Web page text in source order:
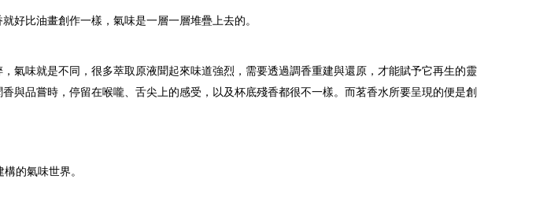
好比油畫創作一樣，氣味是一層一層堆疊上去的。
氣味就是不同，很多萃取原液聞起來味道強烈，需要透過調香重建與還原，才能賦予它再生的靈
與品嘗時，停留在喉嚨、舌尖上的感受，以及杯底殘香都很不一樣。而茗香水所要呈現的便是創
的氣味世界。